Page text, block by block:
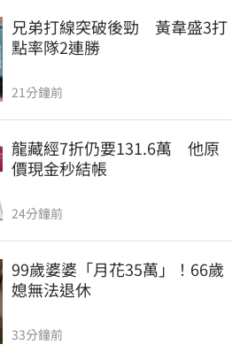
兄弟打線突破後勁　黃韋盛3打
點率隊2連勝
21分鐘前
龍藏經7折仍要131.6萬　他原
價現金秒結帳
24分鐘前
99歲婆婆「月花35萬」！66歲
媳無法退休
33分鐘前